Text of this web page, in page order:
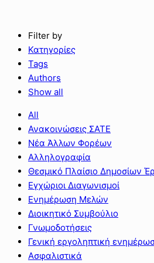
Filter by
Κατηγορίες
Tags
Authors
Show all
All
Ανακοινώσεις ΣΑΤΕ
Νέα Άλλων Φορέων
Αλληλογραφία
Θεσμικό Πλαίσιο Δημοσίων
Εγχώριοι Διαγωνισμοί
Ενημέρωση Μελών
Διοικητικό Συμβούλιο
Γνωμοδοτήσεις
Γενική εργοληπτική
Ασφαλιστικά